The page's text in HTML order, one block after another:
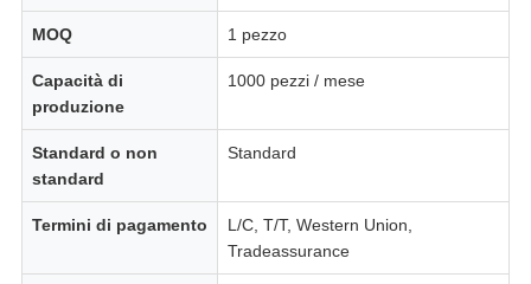
MOQ 1 pezzo
Capacità di
produzione
1000 pezzi / mese
Standard o non
standard
Standard
Termini di pagamento
L/C, T/T, Western Union,
Tradeassurance